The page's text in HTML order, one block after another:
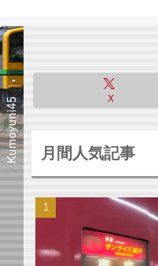
X
月間人気記事